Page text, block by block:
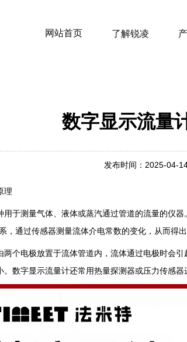
网站首页 了解锐凌
数字显示流量
发布时间：2025-04-
理
用于测量气体、液体或蒸汽通过管道的流量的仪
，通过传感器测量流体介电常数的变化，从而得
两个电极放置于流体管道内，流体通过电极时会
。数字显示流量计还常用热量探测器或压力传感